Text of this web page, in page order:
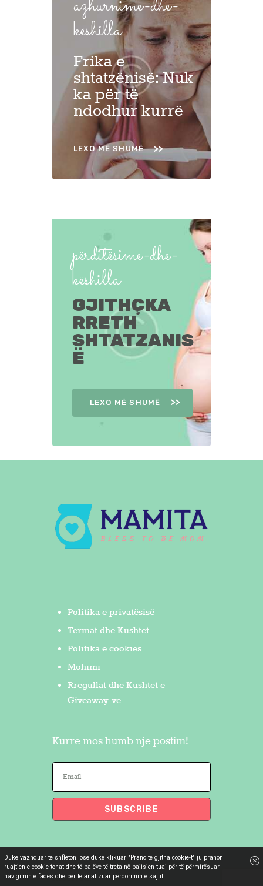
këshilla
Frika e
shtatzënisë: Nuk
ka për të
ndodhur kurrë
LEXO MË SHUMË
përditësime-dhe-
këshilla
GJITHÇKA
RRETH
SHTATZANIS
Ë
LEXO MË SHUMË
Politika e privatësisë
Termat dhe Kushtet
Politika e cookies
Mohimi
Rregullat dhe Kushtet e
Giveaway-ve
Kurrë mos humb një postim!
Flakron Saidi© 2026. All Rights
Reserved.
Duke vazhduar të shfletoni ose duke klikuar "Prano të gjitha cookie-t" ju pranoni
ruajtjen e cookie tonat dhe të palëve të treta në pajisjen tuaj për të përmirësuar
navigimin e faqes dhe për të analizuar përdorimin e sajtit.